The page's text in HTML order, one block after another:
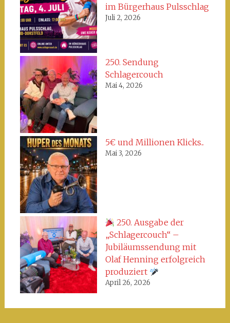
im Bürgerhaus Pulsschlag
Juli 2, 2026
250. Sendung
Schlagercouch
Mai 4, 2026
5€ und Millionen Klicks..
Mai 3, 2026
250. Ausgabe der
„Schlagercouch“ –
Jubiläumssendung mit
Olaf Henning erfolgreich
produziert
April 26, 2026